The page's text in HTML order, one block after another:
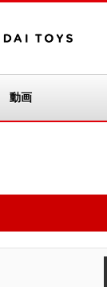
動画